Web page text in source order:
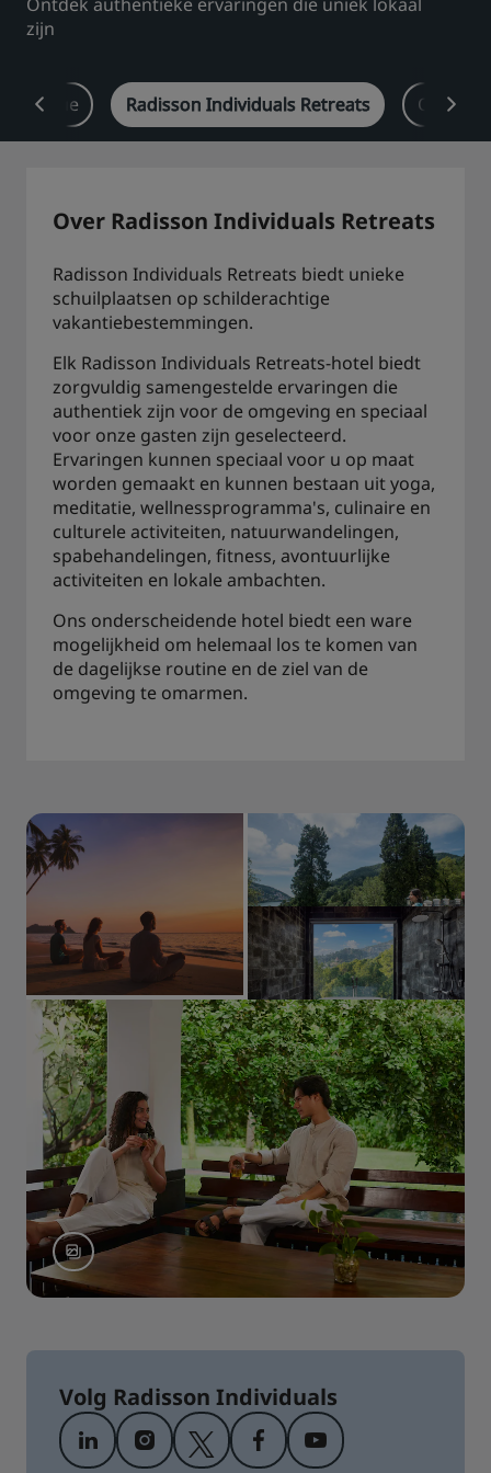
Park Plaza
Prize by Radisson Country Inn & Suites
Kunlun Golden Tulip
Bezoek onze blog
zijn
Radisson Individuals Retreats Onze
Over Radisson Individuals Retreats
Radisson Individuals Retreats biedt unieke
schuilplaatsen op schilderachtige
vakantiebestemmingen.
Elk Radisson Individuals Retreats-hotel biedt
zorgvuldig samengestelde ervaringen die
authentiek zijn voor de omgeving en speciaal
voor onze gasten zijn geselecteerd.
Ervaringen kunnen speciaal voor u op maat
worden gemaakt en kunnen bestaan uit yoga,
meditatie, wellnessprogramma's, culinaire en
culturele activiteiten, natuurwandelingen,
spabehandelingen, fitness, avontuurlijke
activiteiten en lokale ambachten.
Ons onderscheidende hotel biedt een ware
mogelijkheid om helemaal los te komen van
de dagelijkse routine en de ziel van de
omgeving te omarmen.
Volg Radisson Individuals